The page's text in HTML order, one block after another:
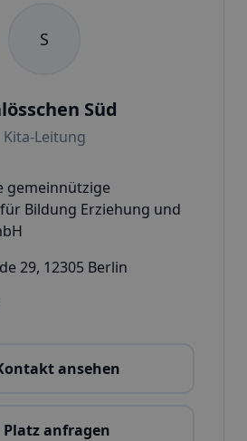
S
Süd
Kita-Leitung
gemeinnützige
Bildung Erziehung und
29, 12305 Berlin
ansehen
Platz anfragen